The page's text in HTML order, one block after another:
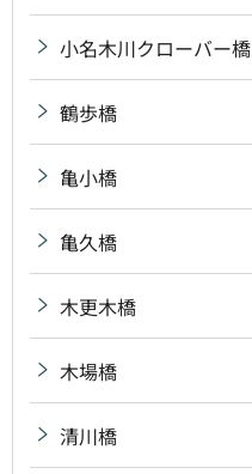
小名木川クローバー橋
鶴歩橋
亀小橋
亀久橋
木更木橋
木場橋
清川橋